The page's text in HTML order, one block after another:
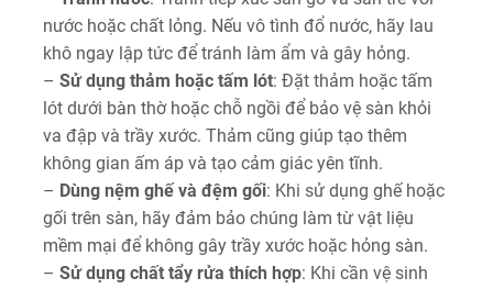
nước hoặc chất lỏng. Nếu vô tình đổ nước, hãy lau
khô ngay lập tức để tránh làm ẩm và gây hỏng.
– Sử dụng thảm hoặc tấm lót: Đặt thảm hoặc tấm
lót dưới bàn thờ hoặc chỗ ngồi để bảo vệ sàn khỏi
va đập và trầy xước. Thảm cũng giúp tạo thêm
không gian ấm áp và tạo cảm giác yên tĩnh.
– Dùng nệm ghế và đệm gối: Khi sử dụng ghế hoặc
gối trên sàn, hãy đảm bảo chúng làm từ vật liệu
mềm mại để không gây trầy xước hoặc hỏng sàn.
– Sử dụng chất tẩy rửa thích hợp: Khi cần vệ sinh